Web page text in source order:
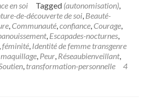
en soi Tagged (autonomisation),
de-découverte de soi, Beauté-
, Communauté,confiance, Courage,
, Escapades-nocturnes,
,féminité, Identité de femme transgenre
maquillage, Peur, Réseaubienveillant,
, transformation-personnelle
4